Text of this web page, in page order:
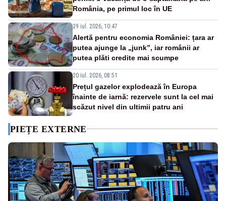
România, pe primul loc în UE
29 iul. 2026, 10:47
Alertă pentru economia României: țara ar
putea ajunge la „junk”, iar românii ar
putea plăti credite mai scumpe
20 iul. 2026, 08:51
Prețul gazelor explodează în Europa
înainte de iarnă: rezervele sunt la cel mai
scăzut nivel din ultimii patru ani
PIEȚE EXTERNE